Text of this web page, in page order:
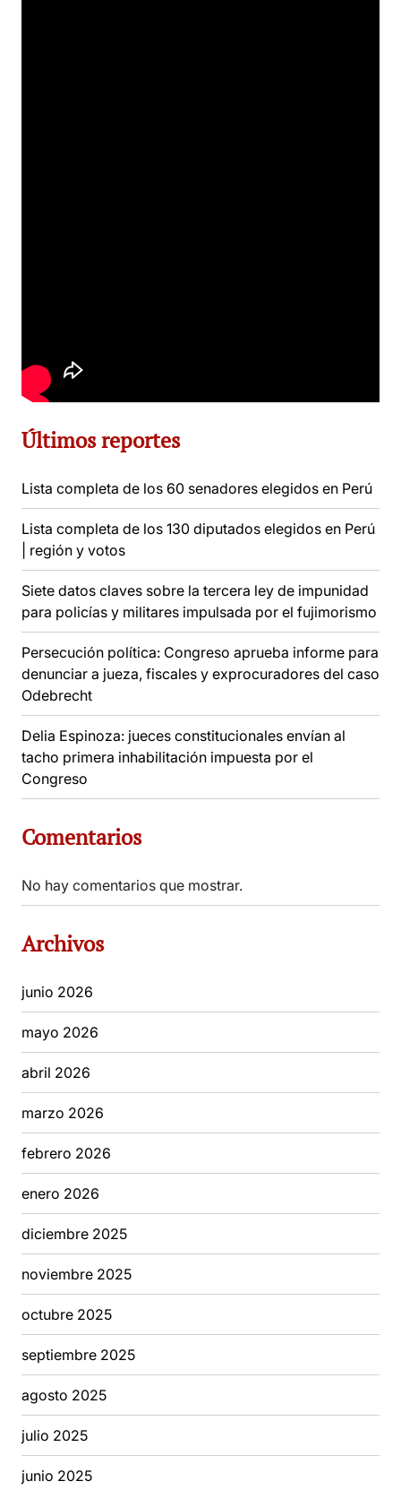
Últimos reportes
Lista completa de los 60 senadores elegidos en Perú
Lista completa de los 130 diputados elegidos en Perú
| región y votos
Siete datos claves sobre la tercera ley de impunidad
para policías y militares impulsada por el fujimorismo
Persecución política: Congreso aprueba informe para
denunciar a jueza, fiscales y exprocuradores del caso
Odebrecht
Delia Espinoza: jueces constitucionales envían al
tacho primera inhabilitación impuesta por el
Congreso
Comentarios
No hay comentarios que mostrar.
Archivos
junio 2026
mayo 2026
abril 2026
marzo 2026
febrero 2026
enero 2026
diciembre 2025
noviembre 2025
octubre 2025
septiembre 2025
agosto 2025
julio 2025
junio 2025